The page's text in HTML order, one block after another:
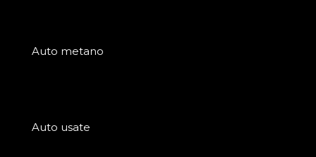
Auto metano
Auto usate